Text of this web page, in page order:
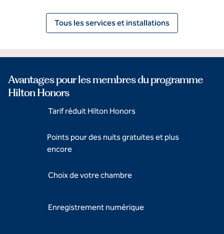
Tous les services et installations
Avantages pour les membres du programme
Hilton Honors
Tarif réduit Hilton Honors
Points pour des nuits gratuites et plus
encore
Choix de votre chambre
Enregistrement numérique